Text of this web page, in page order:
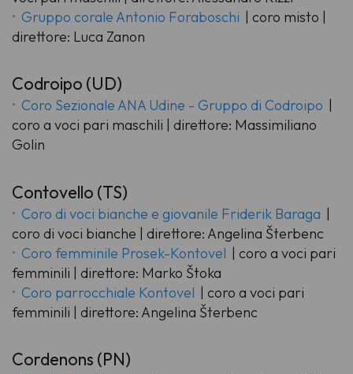
Gruppo corale Antonio Foraboschi | coro misto |
direttore: Luca Zanon
Codroipo (UD)
Coro Sezionale ANA Udine - Gruppo di Codroipo |
coro a voci pari maschili | direttore: Massimiliano
Golin
Contovello (TS)
Coro di voci bianche e giovanile Friderik Baraga |
coro di voci bianche | direttore: Angelina Šterbenc
Coro femminile Prosek-Kontovel | coro a voci pari
femminili | direttore: Marko Štoka
Coro parrocchiale Kontovel | coro a voci pari
femminili | direttore: Angelina Šterbenc
Cordenons (PN)